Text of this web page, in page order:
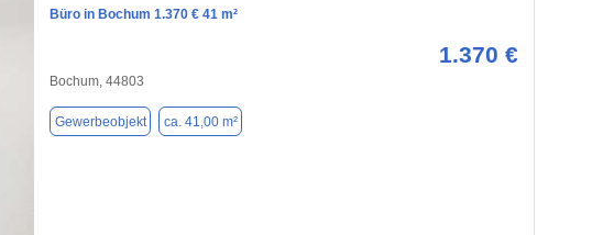
Büro in Bochum 1.370 € 41 m²
1.370 €
Bochum, 44803
Gewerbeobjekt ca. 41,00 m²